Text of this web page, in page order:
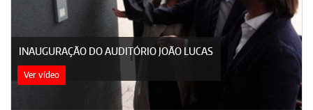
INAUGURAÇÃO DO AUDITÓRIO JOÃO LUCAS
Ver vídeo